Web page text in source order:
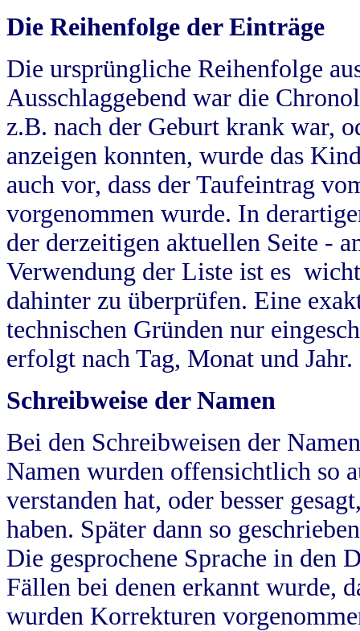
Die Reihenfolge der Einträge
Die ursprüngliche Reihenfolge
Ausschlaggebend war die
z.B. nach der Geburt krank war,
anzeigen konnten, wurde das
auch vor, dass der Taufeintrag
vorgenommen wurde. In
der derzeitigen aktuellen Seite -
Verwendung der Liste ist es
dahinter zu überprüfen. Eine
technischen Gründen nur
erfolgt nach Tag, Monat und Jahr.
Schreibweise der Namen
Bei den Schreibweisen der
Namen wurden offensichtlich so
verstanden hat, oder besser
haben. Später dann so
Die gesprochene Sprache in
Fällen bei denen erkannt wurde,
wurden Korrekturen